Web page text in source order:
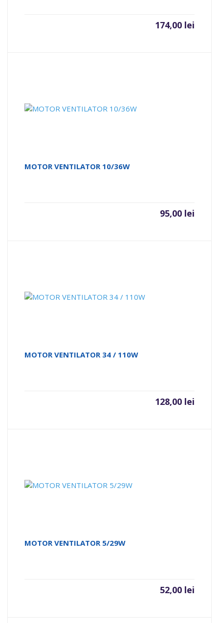
174,00 lei
MOTOR VENTILATOR 10/36W
95,00 lei
MOTOR VENTILATOR 34 / 110W
128,00 lei
MOTOR VENTILATOR 5/29W
52,00 lei